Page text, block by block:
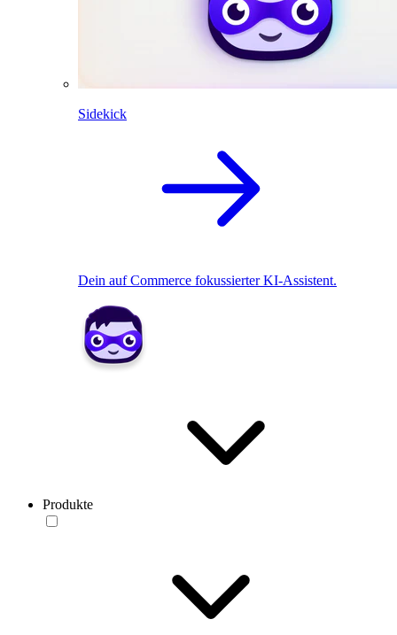
Sidekick
Dein auf Commerce fokussierter KI-Assistent.
Produkte